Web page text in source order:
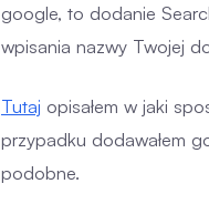
google, to dodanie
wpisania nazwy Twojej
Tutaj opisałem w jaki
przypadku dodawałem
podobne.